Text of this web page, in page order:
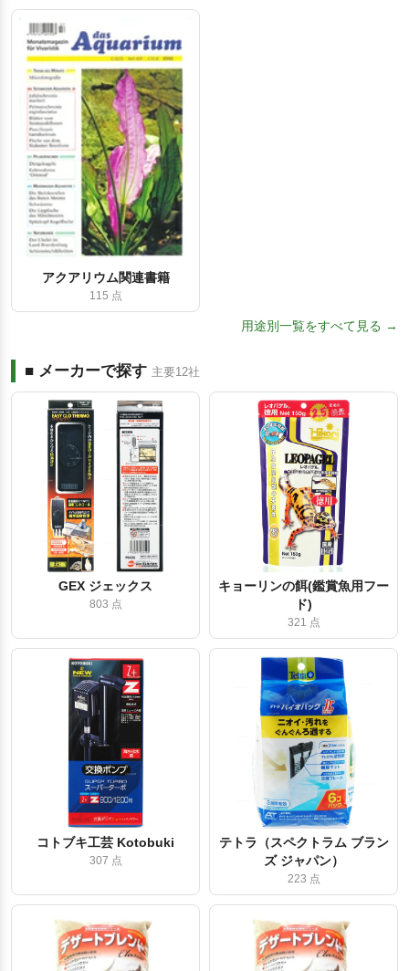
アクアリウム関連書籍
115 点
用途別一覧をすべて見る →
■ メーカーで探す 主要12社
GEX ジェックス
803 点
キョーリンの餌(鑑賞魚用フー
ド)
321 点
コトブキ工芸 Kotobuki
307 点
テトラ（スペクトラム ブラン
ズ ジャパン）
223 点